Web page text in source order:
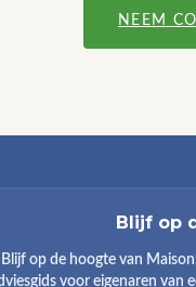
NEEM
Blijf op
Blijf op de hoogte van
voor eigenaren van